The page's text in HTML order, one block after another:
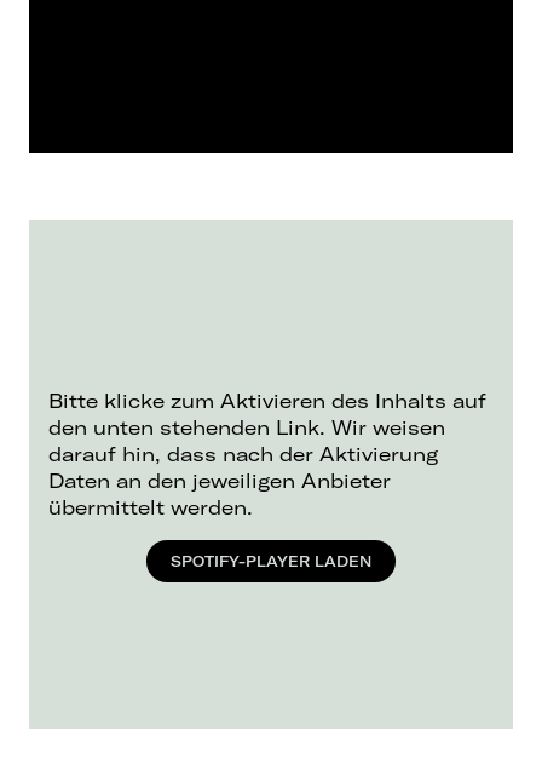
Bitte klicke zum Aktivieren des Inhalts auf
den unten stehenden Link. Wir weisen
darauf hin, dass nach der Aktivierung
Daten an den jeweiligen Anbieter
übermittelt werden.
SPOTIFY-PLAYER LADEN